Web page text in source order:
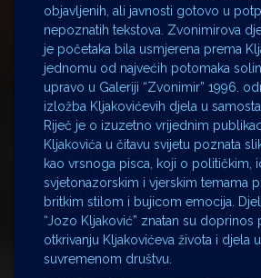
objavljenih, ali javnosti gotovo u
nepoznatih tekstova. Zvonimirova
je početaka bila usmjerena prema
jednomu od najvećih potomaka
upravo u Galeriji “Zvonimir” 1996.
izložba Kljakovićevih djela u
Riječ je o izuzetno vrijednim
Kljakovića u čitavu svijetu poznata
kao vrsnoga pisca, koji o političkim,
svjetonazorskim i vjerskim temama
britkim stilom i bujicom emocija.
“Jozo Kljaković” znatan su doprinos
otkrivanju Kljakovićeva života i djela
suvremenom društvu.